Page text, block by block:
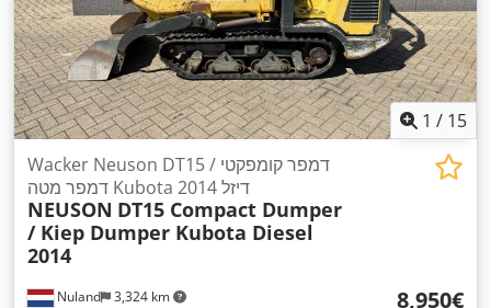
1 / 15
Nuland 3,324 km
Wacker Neuson DT15 דמפר קומפקטי /
דמפר מטה Kubota דיזל 2014
NEUSON DT15 Compact Dumper
/ Kiep Dumper Kubota Diesel
2014
‏8,950 ‏€